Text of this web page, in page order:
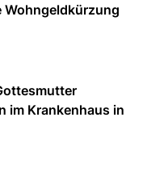
im Krankenhaus in